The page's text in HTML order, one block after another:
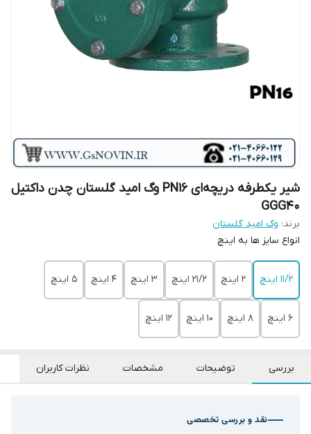
شیر یکطرفه دریچه‌ای PN16 وگ امید گلستان چدن داکتیل
GGG40
برند: وگ امید گلستان
انواع سایز ها به اینچ
11/2 اینچ 2 اینچ 21/2 اینچ 3 اینچ 4 اینچ 5 اینچ
6 اینچ 8 اینچ 10 اینچ 12 اینچ
بررسی توضیحات مشخصات نظرات کاربران
نقد و بررسی تخصصی